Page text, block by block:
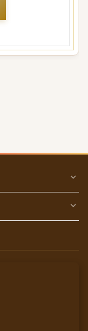
expand_more
expand_more